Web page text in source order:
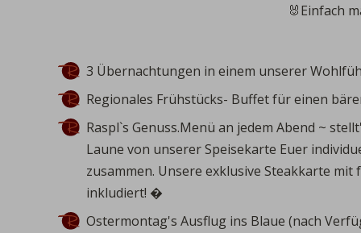
🐰Einfach
3 Übernachtungen in einem unserer
Regionales Frühstücks- Buffetfür einen
Raspl`s Genuss.Menü an jedem Abend ~
Laune von unsererSpeisekarte Euer
zusammen. Unsere exklusiveSteakkarte mit
inkludiert! �
Ostermontag's Ausflug ins Blaue (nach